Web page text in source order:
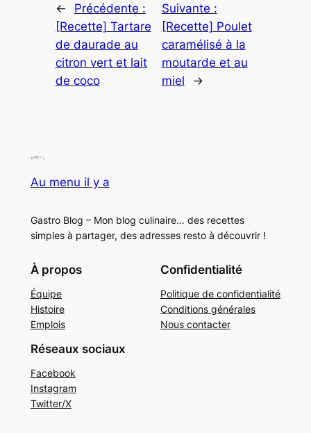
←
Précédente :
[Recette] Tartare
de daurade au
citron vert et lait
de coco
Suivante :
[Recette] Poulet
caramélisé à la
moutarde et au
miel
→
Au menu il y a
Gastro Blog – Mon blog culinaire… des recettes
simples à partager, des adresses resto à découvrir !
À propos
Équipe
Histoire
Emplois
Confidentialité
Politique de confidentialité
Conditions générales
Nous contacter
Réseaux sociaux
Facebook
Instagram
Twitter/X